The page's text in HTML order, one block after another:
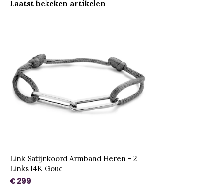
Laatst bekeken artikelen
Link Satijnkoord Armband Heren - 2
Links 14K Goud
€ 299